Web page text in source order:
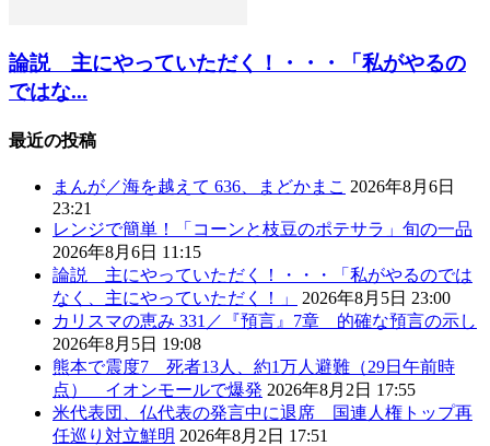
論説 主にやっていただく！・・・「私がやるの
ではな...
最近の投稿
まんが／海を越えて 636、まどかまこ 2026年8月6日
23:21
レンジで簡単！「コーンと枝豆のポテサラ」旬の一品
2026年8月6日 11:15
論説 主にやっていただく！・・・「私がやるのでは
なく、主にやっていただく！」
2026年8月5日 23:00
カリスマの恵み 331／『預言』7章 的確な預言の示し
2026年8月5日 19:08
熊本で震度7 死者13人、約1万人避難（29日午前時
点） イオンモールで爆発 2026年8月2日 17:55
米代表団、仏代表の発言中に退席 国連人権トップ再
任巡り対立鮮明 2026年8月2日 17:51